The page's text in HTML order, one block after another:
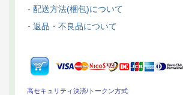
配送方法(梱包)について
返品・不良品について
高セキュリティ決済/トークン方式